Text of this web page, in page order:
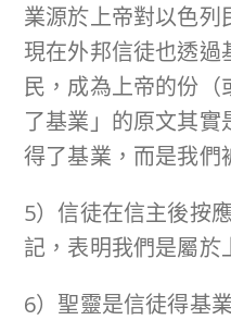
業源於上帝對以色列
現在外邦信徒也透過
民，成為上帝的份
了基業」的原文其
得了基業，而是我們
5）信徒在信主後按
記，表明我們是屬於
6）聖靈是信徒得基